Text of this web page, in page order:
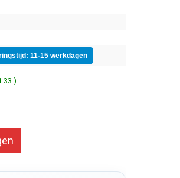
11-15 werkdagen
)